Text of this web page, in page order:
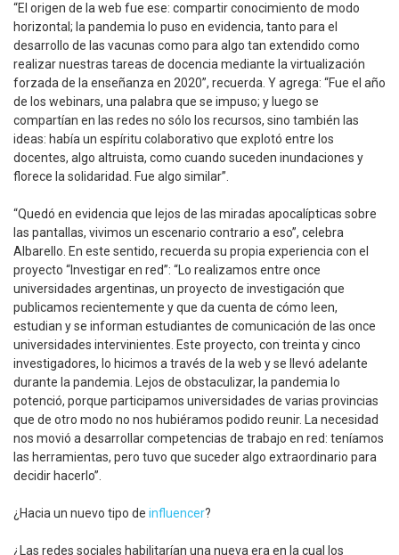
“El origen de la web fue ese: compartir conocimiento de modo
horizontal; la pandemia lo puso en evidencia, tanto para el
desarrollo de las vacunas como para algo tan extendido como
realizar nuestras tareas de docencia mediante la virtualización
forzada de la enseñanza en 2020”, recuerda. Y agrega: “Fue el año
de los webinars, una palabra que se impuso; y luego se
compartían en las redes no sólo los recursos, sino también las
ideas: había un espíritu colaborativo que explotó entre los
docentes, algo altruista, como cuando suceden inundaciones y
florece la solidaridad. Fue algo similar”.
“Quedó en evidencia que lejos de las miradas apocalípticas sobre
las pantallas, vivimos un escenario contrario a eso”, celebra
Albarello. En este sentido, recuerda su propia experiencia con el
proyecto “Investigar en red”: “Lo realizamos entre once
universidades argentinas, un proyecto de investigación que
publicamos recientemente y que da cuenta de cómo leen,
estudian y se informan estudiantes de comunicación de las once
universidades intervinientes. Este proyecto, con treinta y cinco
investigadores, lo hicimos a través de la web y se llevó adelante
durante la pandemia. Lejos de obstaculizar, la pandemia lo
potenció, porque participamos universidades de varias provincias
que de otro modo no nos hubiéramos podido reunir. La necesidad
nos movió a desarrollar competencias de trabajo en red: teníamos
las herramientas, pero tuvo que suceder algo extraordinario para
decidir hacerlo”.
¿Hacia un nuevo tipo de influencer?
¿Las redes sociales habilitarían una nueva era en la cual los